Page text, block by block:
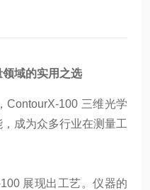
域的实用之选
ContourX-100 三维光学
成为众多行业在测量工
展现出工艺。仪器的